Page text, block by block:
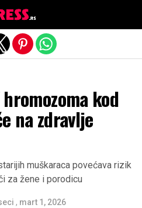
kod
na zdravlje
muškaraca povećava rizik
za žene i porodicu
, mart 1, 2026
version